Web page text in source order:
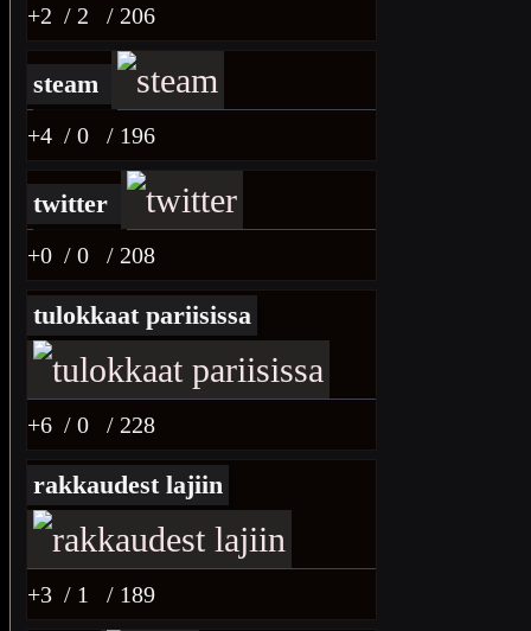
+2 / 2 / 206
steam
+4 / 0 / 196
twitter
+0 / 0 / 208
tulokkaat pariisissa
+6 / 0 / 228
rakkaudest lajiin
+3 / 1 / 189